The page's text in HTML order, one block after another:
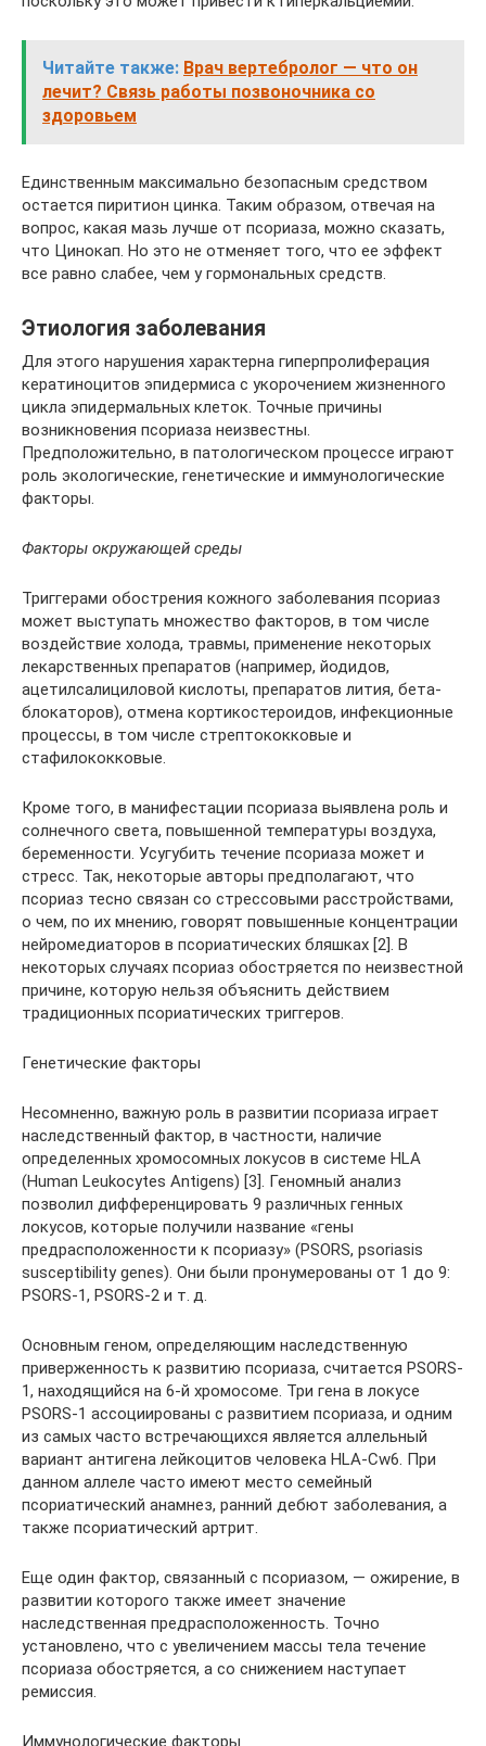
Читайте также: Врач вертебролог — что он
лечит? Связь работы позвоночника со
здоровьем
Единственным максимально безопасным средством
остается пиритион цинка. Таким образом, отвечая на
вопрос, какая мазь лучше от псориаза, можно сказать,
что Цинокап. Но это не отменяет того, что ее эффект
все равно слабее, чем у гормональных средств.
Этиология заболевания
Для этого нарушения характерна гиперпролиферация
кератиноцитов эпидермиса с укорочением жизненного
цикла эпидермальных клеток. Точные причины
возникновения псориаза неизвестны.
Предположительно, в патологическом процессе играют
роль экологические, генетические и иммунологические
факторы.
Факторы окружающей среды
Триггерами обострения кожного заболевания псориаз
может выступать множество факторов, в том числе
воздействие холода, травмы, применение некоторых
лекарственных препаратов (например, йодидов,
ацетилсалициловой кислоты, препаратов лития, бета-
блокаторов), отмена кортикостероидов, инфекционные
процессы, в том числе стрептококковые и
стафилококковые.
Кроме того, в манифестации псориаза выявлена роль и
солнечного света, повышенной температуры воздуха,
беременности. Усугубить течение псориаза может и
стресс. Так, некоторые авторы предполагают, что
псориаз тесно связан со стрессовыми расстройствами,
о чем, по их мнению, говорят повышенные концентрации
нейромедиаторов в псориатических бляшках [2]. В
некоторых случаях псориаз обостряется по неизвестной
причине, которую нельзя объяснить действием
традиционных псориатических триггеров.
Генетические факторы
Несомненно, важную роль в развитии псориаза играет
наследственный фактор, в частности, наличие
определенных хромосомных локусов в системе HLA
(Human Leukocytes Antigens) [3]. Геномный анализ
позволил дифференцировать 9 различных генных
локусов, которые получили название «гены
предрасположенности к псориазу» (PSORS, psoriasis
susceptibility genes). Они были пронумерованы от 1 до 9:
PSORS-1, PSORS-2 и т. д.
Основным геном, определяющим наследственную
приверженность к развитию псориаза, считается PSORS-
1, находящийся на 6‑й хромосоме. Три гена в локусе
PSORS-1 ассоциированы с развитием псориаза, и одним
из самых часто встречающихся является аллельный
вариант антигена лейкоцитов человека HLA-Cw6. При
данном аллеле часто имеют место семейный
псориатический анамнез, ранний дебют заболевания, а
также псориатический артрит.
Еще один фактор, связанный с псориазом, — ожирение, в
развитии которого также имеет значение
наследственная предрасположенность. Точно
установлено, что с увеличением массы тела течение
псориаза обостряется, а со снижением наступает
ремиссия.
Иммунологические факторы